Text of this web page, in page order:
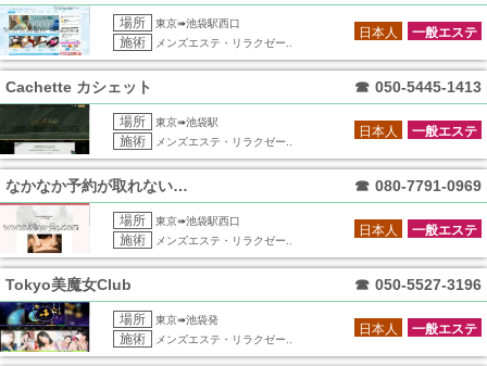
場所 東京➠池袋駅西口
施術 メンズエステ・リラクゼー..
一般エステ
日本人
Cachette カシェット ☎ 050-5445-1413
場所 東京➠池袋駅
施術 メンズエステ・リラクゼー..
一般エステ
日本人
なかなか予約が取れないリンパ専門店 ☎ 080-7791-0969
場所 東京➠池袋駅西口
施術 メンズエステ・リラクゼー..
一般エステ
日本人
Tokyo美魔女Club ☎ 050-5527-3196
場所 東京➠池袋発
施術 メンズエステ・リラクゼー..
一般エステ
日本人